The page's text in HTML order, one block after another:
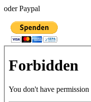
oder Paypal